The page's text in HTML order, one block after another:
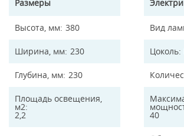
Размеры
Высота, мм 380
Ширина, мм 230
Глубина, мм 230
Площадь освещения,
м2
2,2
Вид
Цоколь
40